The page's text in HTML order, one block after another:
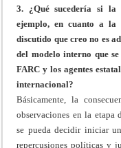
3. ¿Qué sucedería si la
ejemplo, en cuanto a la
discutido que creo no es
del modelo interno que
FARC y los agentes
internacional?
Básicamente, la
observaciones en la etapa
se pueda decidir iniciar
repercusiones políticas y